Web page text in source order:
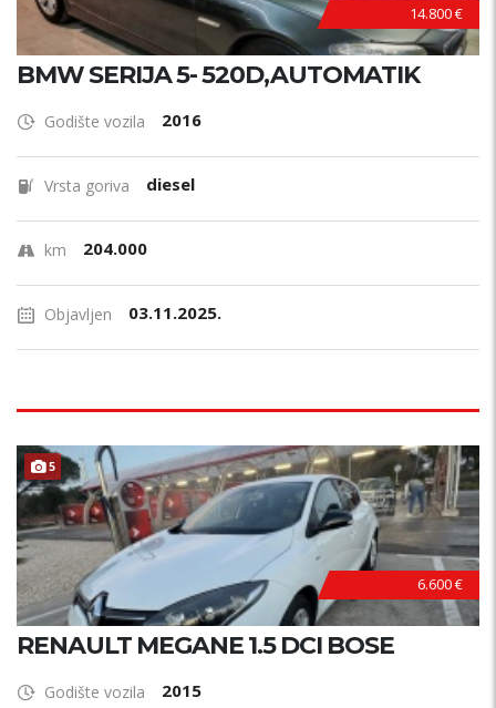
14.800 €
BMW SERIJA 5- 520D,AUTOMATIK
Godište vozila 2016
Vrsta goriva diesel
km 204.000
Objavljen 03.11.2025.
5
6.600 €
RENAULT MEGANE 1.5 DCI BOSE
Godište vozila 2015